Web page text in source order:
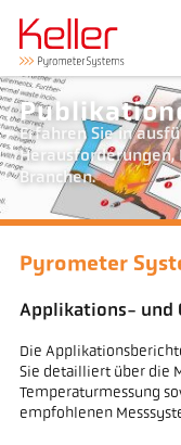
Erfahren Sie in
Herausforderungen,
Branchen.
Pyrometer
Applikations- und
Die
Sie detailliert über die
Temperaturmessung
empfohlenen